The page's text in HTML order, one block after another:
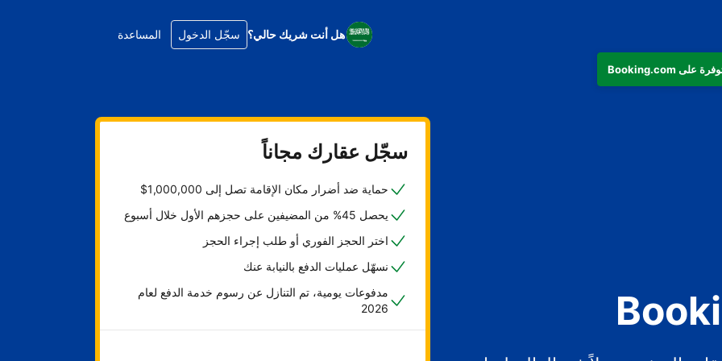
هل أنت شريك حالي؟ سجّل الدخول المساعدة
سجّل عقارك مجاناً
حماية ضد أضرار مكان الإقامة تصل إلى 1,000,000$
يحصل 45% من المضيفين على حجزهم الأول خلال أسبوع
اختر الحجز الفوري أو طلب إجراء الحجز
نسهّل عمليات الدفع بالنيابة عنك
مدفوعات يومية، تم التنازل عن رسوم خدمة الدفع لعام
2026